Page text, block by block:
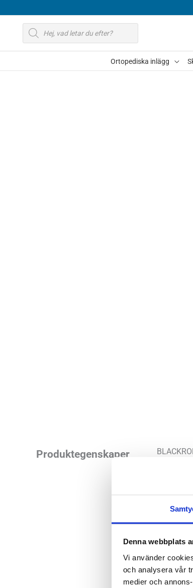
Denna webbplats
Vi använder
och analysera vår
medier och
Produktsökning
Ortopediska inlägg
Produktegenskaper
Rollern
15
En stor